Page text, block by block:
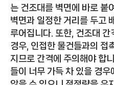
는 건조대를 벽면에 바로 붙
벽면과 일정한 거리를 두고
루어집니다. 또한, 건조대
경우, 인접한 물건들과의 접
지므로 간격에 주의해야 합
들이 너무 가득 차 있을 경우